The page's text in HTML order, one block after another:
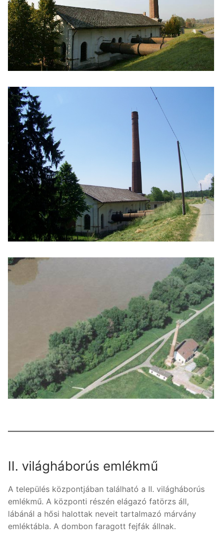
II. világháborús emlékmű
A település központjában található a II. világháborús
emlékmű. A központi részén elágazó fatörzs áll,
lábánál a hősi halottak neveit tartalmazó márvány
emléktábla. A dombon faragott fejfák állnak.